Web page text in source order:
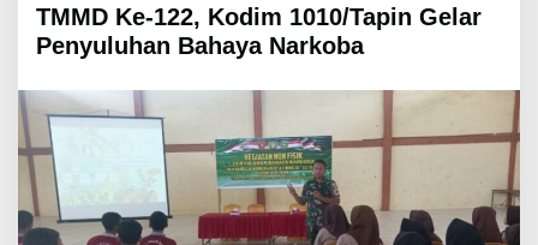
TMMD Ke-122, Kodim 1010/Tapin Gelar
Penyuluhan Bahaya Narkoba